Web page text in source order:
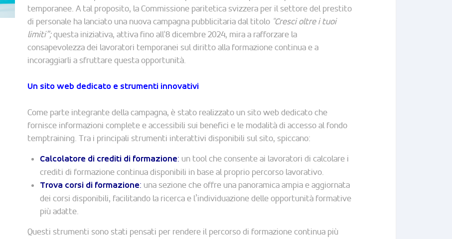
temporanee. A tal proposito, la Commissione paritetica svizzera per il settore del prestito
di personale ha lanciato una nuova campagna pubblicitaria dal titolo "Cresci oltre i tuoi
limiti”;questa iniziativa, attiva fino all'8 dicembre 2024, mira a rafforzare la
consapevolezza dei lavoratori temporanei sul diritto alla formazione continua e a
incoraggiarli a sfruttare questa opportunità.
Un sito web dedicato e strumenti innovativi
Come parte integrante della campagna, è stato realizzato un sito web dedicato che
fornisce informazioni complete e accessibili sui benefici e le modalità di accesso al fondo
temptraining. Tra i principali strumenti interattivi disponibili sul sito, spiccano:
Calcolatore di crediti di formazione: un tool che consente ai lavoratori di calcolare i
crediti di formazione continua disponibili in base al proprio percorso lavorativo.
Trova corsi di formazione: una sezione che offre una panoramica ampia e aggiornata
dei corsi disponibili, facilitando la ricerca e l’individuazione delle opportunità formative
più adatte.
Questi strumenti sono stati pensati per rendere il percorso di formazione continua più